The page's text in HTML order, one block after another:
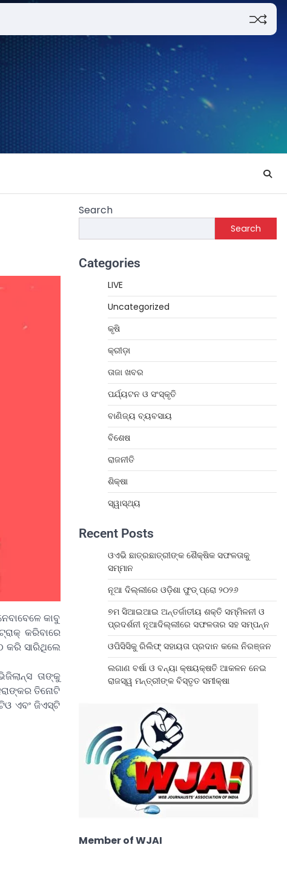
କାବୁ
କରିବାରେ
କରି ସାରିଥିଲେ
ତାଙ୍କୁ
ତିନୋଟି
ଏବଂ ଜିଏସ୍ଟି
Search
Search
Categories
LIVE
Uncategorized
କୃଷି
କ୍ରୀଡ଼ା
ତାଜା ଖବର
ପର୍ଯ୍ୟଟନ ଓ ସଂସ୍କୃତି
ବାଣିଜ୍ୟ ବ୍ୟବସାୟ
ବିଶେଷ
ରାଜନୀତି
ଶିକ୍ଷା
ସ୍ୱାସ୍ଥ୍ୟ
Recent Posts
ଓଏଭି ଛାତ୍ରଛାତ୍ରୀଙ୍କ ଶୈକ୍ଷିକ ସଫଳତାକୁ
ସମ୍ମାନ
ନୂଆ ଦିଲ୍ଲୀରେ ଓଡ଼ିଶା ଫୁଡ୍ ପ୍ରୋ ୨୦୨୬
୭ମ ସିଆଇଆଇ ଅନ୍ତର୍ଜାତୀୟ ଶକ୍ତି ସମ୍ମିଳନୀ ଓ
ପ୍ରଦର୍ଶନୀ ନୂଆଦିଲ୍ଲୀରେ ସଫଳତାର ସହ ସମ୍ପନ୍ନ
ଓପିସିସିକୁ ରିଲିଫ୍ ସହାୟତା ପ୍ରଦାନ କଲେ ନିରଞ୍ଜନ
ଲଗାଣ ବର୍ଷା ଓ ବନ୍ୟା କ୍ଷୟକ୍ଷତି ଆକଳନ ନେଇ
ରାଜସ୍ୱ ମନ୍ତ୍ରୀଙ୍କ ବିସ୍ତୃତ ସମୀକ୍ଷା
Member of WJAI